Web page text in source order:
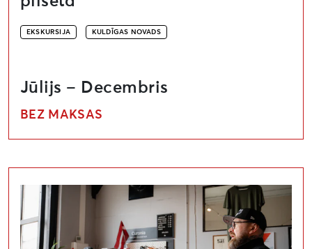
EKSKURSIJA KULDĪGAS NOVADS
Jūlijs – Decembris
BEZ MAKSAS